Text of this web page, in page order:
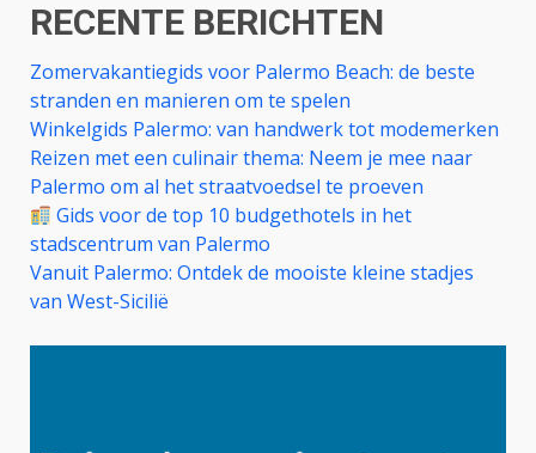
RECENTE BERICHTEN
Zomervakantiegids voor Palermo Beach: de beste
stranden en manieren om te spelen
Winkelgids Palermo: van handwerk tot modemerken
Reizen met een culinair thema: Neem je mee naar
Palermo om al het straatvoedsel te proeven
Gids voor de top 10 budgethotels in het
stadscentrum van Palermo
Vanuit Palermo: Ontdek de mooiste kleine stadjes
van West-Sicilië